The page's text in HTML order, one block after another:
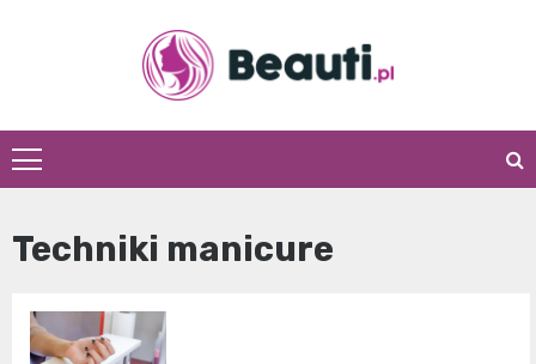
Beauti.pl
Techniki manicure